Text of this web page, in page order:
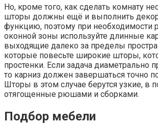
Но, кроме того, как сделать комнату
шторы должны ещё и выполнить
функцию, поэтому при необходимости
оконной зоны используйте длинные
выходящие далеко за пределы
которые повесьте широкие шторы,
простенки. Если задача диаметрально
то карниз должен завершаться точно
Шторы в этом случае берутся узкие, в
отягощенные рюшами и сборками.
Подбор мебели